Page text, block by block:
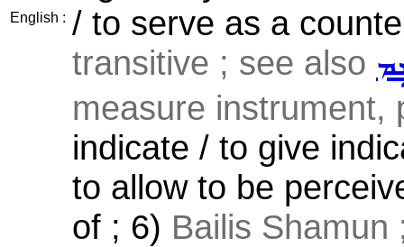
English : / to serve as a
transitive ; see also
measure instrument,
indicate / to give
to allow to be
of ; 6) Bailis